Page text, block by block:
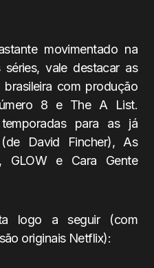
movimentado na
séries, vale destacar as
brasileira com produção
8 e The A List.
para as já
David Fincher), As
GLOW e Cara Gente
logo a seguir (com
originais Netflix):